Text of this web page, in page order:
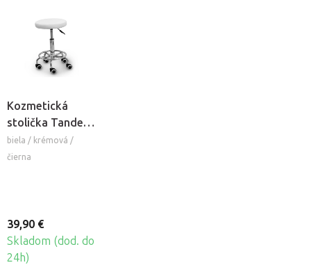
Kozmetická
stolička Tandem
COS
biela / krémová /
čierna
39,90 €
Skladom (dod. do
24h)